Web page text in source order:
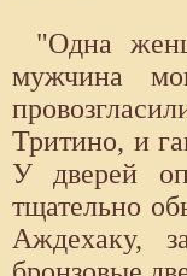
"Одна
мужчина
Тритино, и
У дверей
тщательно
Аждехаку,